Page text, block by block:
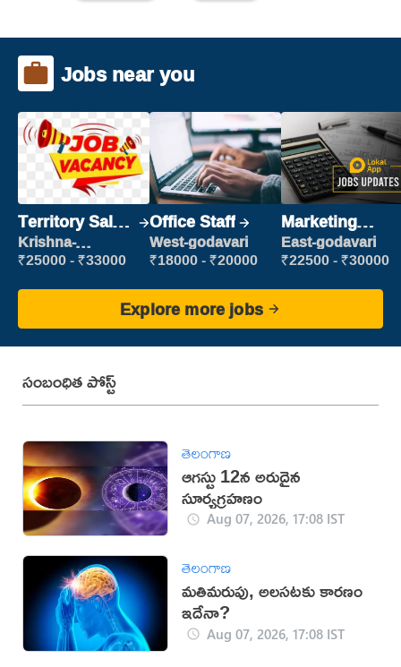
Jobs near you
Territory Sales
Manager
Krishna-
vijayawada
₹25000 - ₹33000
Office Staff
West-godavari
₹18000 - ₹20000
Marketing
Executive
East-godavari
₹22500 - ₹30000
Explore more jobs
సంబంధిత పోస్ట్
తెలంగాణ
ఆగస్టు 12న అరుదైన
సూర్యగ్రహణం
Aug 07, 2026, 17:08 IST
తెలంగాణ
మతిమరుపు, అలసటకు కారణం
ఇదేనా?
Aug 07, 2026, 17:08 IST